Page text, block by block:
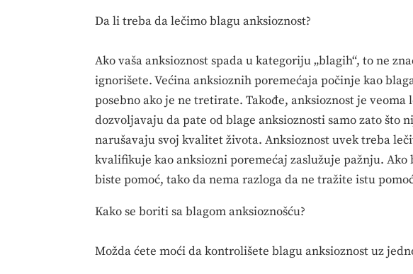
Da li treba da lečimo blagu anksioznost?
Ako vaša anksioznost spada u kategoriju „blagih“, to ne
ignorišete. Većina anksioznih poremećaja počinje kao
posebno ako je ne tretirate. Takođe, anksioznost je
dozvoljavaju da pate od blage anksioznosti samo zato što
narušavaju svoj kvalitet života. Anksioznost uvek treba
kvalifikuje kao anksiozni poremećaj zaslužuje pažnju.
biste pomoć, tako da nema razloga da ne tražite istu
Kako se boriti sa blagom anksioznošću?
Možda ćete moći da kontrolišete blagu anksioznost uz